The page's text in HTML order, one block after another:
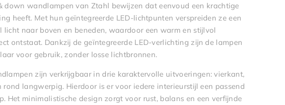
down wandlampen van Ztahl bewijzen dat eenvoud een krachtige
heeft. Met hun geïntegreerde LED-lichtpunten verspreiden ze een
licht naar boven en beneden, waardoor een warm en stijlvol
ontstaat. Dankzij de geïntegreerde LED-verlichting zijn de lampen
voor gebruik, zonder losse lichtbronnen.
zijn verkrijgbaar in drie karaktervolle uitvoeringen: vierkant,
rond langwerpig. Hierdoor is er voor iedere interieurstijl een passend
Het minimalistische design zorgt voor rust, balans en een verfijnde